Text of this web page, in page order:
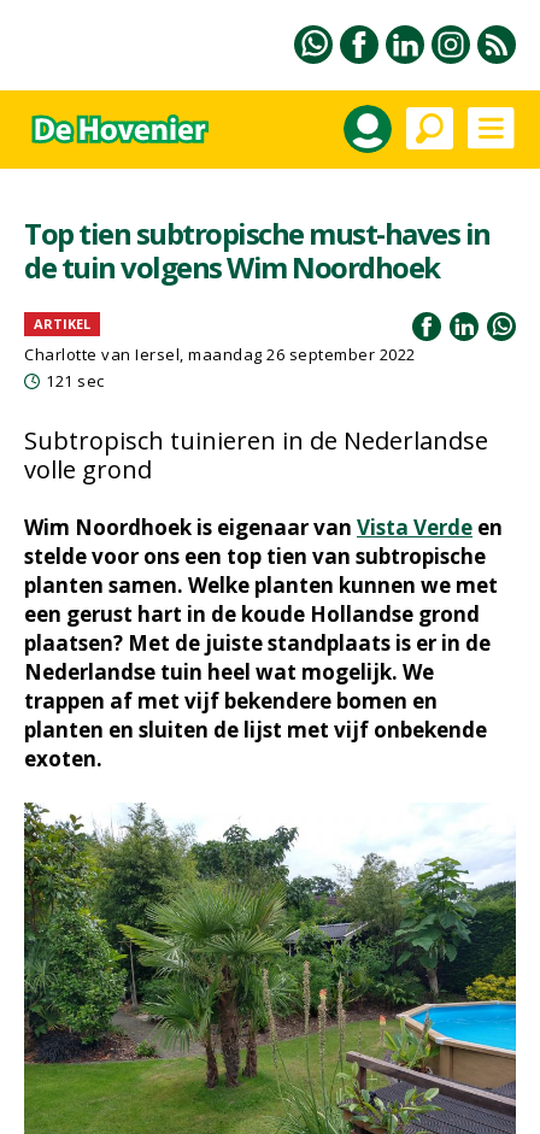
Top tien subtropische must-haves in
de tuin volgens Wim Noordhoek
ARTIKEL
Charlotte van Iersel, maandag 26 september 2022
121 sec
Subtropisch tuinieren in de Nederlandse
volle grond
Wim Noordhoek is eigenaar van Vista Verde en
stelde voor ons een top tien van subtropische
planten samen. Welke planten kunnen we met
een gerust hart in de koude Hollandse grond
plaatsen? Met de juiste standplaats is er in de
Nederlandse tuin heel wat mogelijk. We
trappen af met vijf bekendere bomen en
planten en sluiten de lijst met vijf onbekende
exoten.